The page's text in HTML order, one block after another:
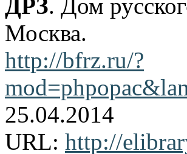
ДРЗ. Дом
Москва.
http://bfrz.ru/?
25.04.2014
URL: http://